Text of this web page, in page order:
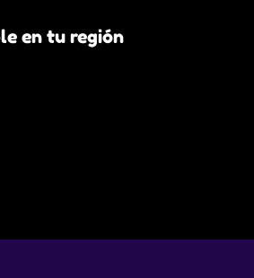
en tu región